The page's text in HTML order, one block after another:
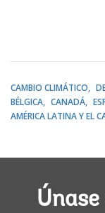
CAMBIO CLIMÁTICO
BÉLGICA
CANADÁ
AMÉRICA LATINA Y EL